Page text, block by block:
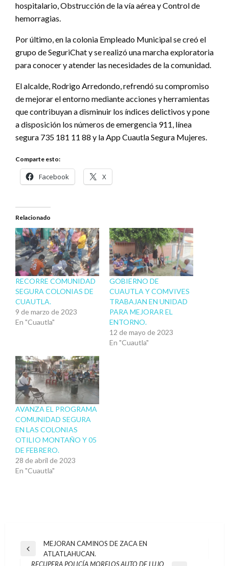
hospitalario, Obstrucción de la vía aérea y Control de
hemorragias.
Por último, en la colonia Empleado Municipal se creó el
grupo de SeguriChat y se realizó una marcha exploratoria
para conocer y atender las necesidades de la comunidad.
El alcalde, Rodrigo Arredondo, refrendó su compromiso
de mejorar el entorno mediante acciones y herramientas
que contribuyan a disminuir los índices delictivos y pone
a disposición los números de emergencia 911, línea
segura 735 181 11 88 y la App Cuautla Segura Mujeres.
Comparte esto:
Facebook X
Relacionado
RECORRE COMUNIDAD
SEGURA COLONIAS DE
CUAUTLA.
9 de marzo de 2023
En "Cuautla"
GOBIERNO DE
CUAUTLA Y COMVIVES
TRABAJAN EN UNIDAD
PARA MEJORAR EL
ENTORNO.
12 de mayo de 2023
En "Cuautla"
AVANZA EL PROGRAMA
COMUNIDAD SEGURA
EN LAS COLONIAS
OTILIO MONTAÑO Y 05
DE FEBRERO.
28 de abril de 2023
En "Cuautla"
Navegación
Entrada
anterior
MEJORAN CAMINOS DE ZACA EN
ATLATLAHUCAN.
RECUPERA POLICÍA MORELOS AUTO DE LUJO